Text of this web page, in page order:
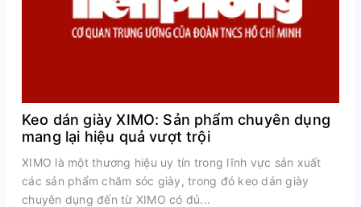
Keo dán giày XIMO: Sản phẩm chuyên dụng
mang lại hiệu quả vượt trội
XIMO là một thương hiệu uy tín trong lĩnh vực sản xuất
các sản phẩm chăm sóc giày, trong đó keo dán giày
chuyên dụng đến từ XIMO có đủ...